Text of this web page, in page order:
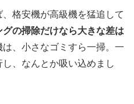
格安機が高級機を猛追して
グの掃除だけなら大きな差は
は、小さなゴミすら一掃。一
、なんとか吸い込めまし